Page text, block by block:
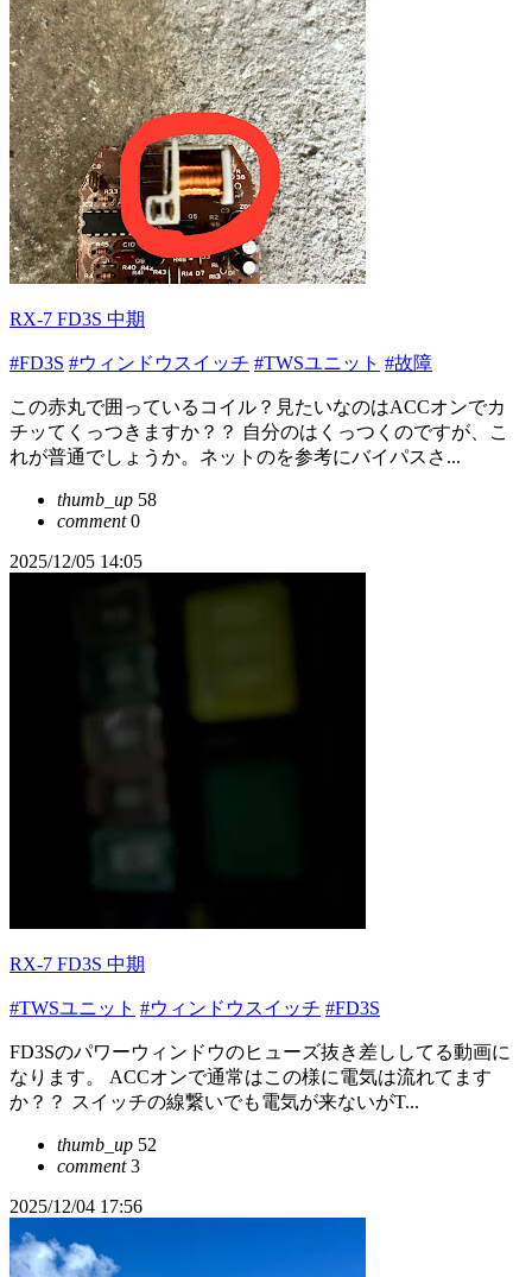
RX-7 FD3S 中期
#FD3S #ウィンドウスイッチ #TWSユニット #故障
この赤丸で囲っているコイル？見たいなのはACCオンでカ
チッてくっつきますか？？ 自分のはくっつくのですが、こ
れが普通でしょうか。ネットのを参考にバイパスさ...
thumb_up 58
comment0
2025/12/05 14:05
RX-7 FD3S 中期
#TWSユニット #ウィンドウスイッチ #FD3S
FD3Sのパワーウィンドウのヒューズ抜き差ししてる動画に
なります。 ACCオンで通常はこの様に電気は流れてます
か？？ スイッチの線繋いでも電気が来ないがT...
thumb_up 52
comment3
2025/12/04 17:56